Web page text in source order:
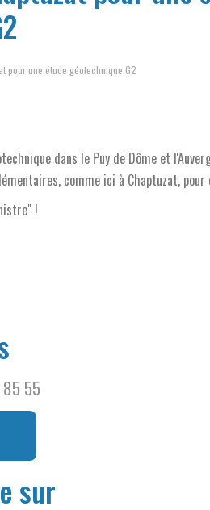
pour une étude géotechnique G2
dans le Puy de Dôme et
comme ici à Chaptuzat,
!
55
sur